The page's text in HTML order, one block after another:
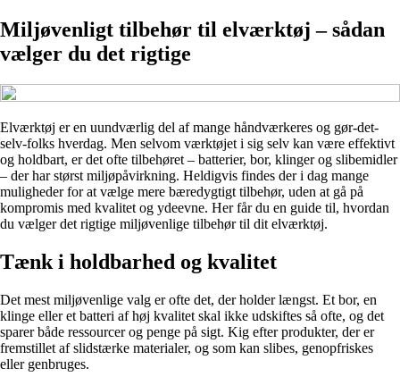
Miljøvenligt tilbehør til elværktøj – sådan
vælger du det rigtige
Elværktøj er en uundværlig del af mange håndværkeres og gør-det-
selv-folks hverdag. Men selvom værktøjet i sig selv kan være effektivt
og holdbart, er det ofte tilbehøret – batterier, bor, klinger og slibemidler
– der har størst miljøpåvirkning. Heldigvis findes der i dag mange
muligheder for at vælge mere bæredygtigt tilbehør, uden at gå på
kompromis med kvalitet og ydeevne. Her får du en guide til, hvordan
du vælger det rigtige miljøvenlige tilbehør til dit elværktøj.
Tænk i holdbarhed og kvalitet
Det mest miljøvenlige valg er ofte det, der holder længst. Et bor, en
klinge eller et batteri af høj kvalitet skal ikke udskiftes så ofte, og det
sparer både ressourcer og penge på sigt. Kig efter produkter, der er
fremstillet af slidstærke materialer, og som kan slibes, genopfriskes
eller genbruges.